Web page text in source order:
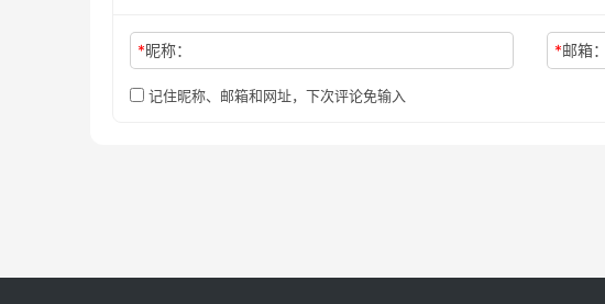
*昵称： *邮箱：
记住昵称、邮箱和网址，下次评论免输入